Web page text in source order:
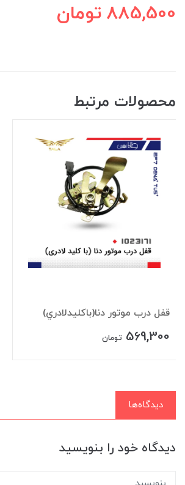
885,500 تومان
محصولات مرتبط
قفل درب موتور دنا(باکليدلادري)
569,300 تومان
دیدگاه‌ها
دیدگاه خود را بنویسید